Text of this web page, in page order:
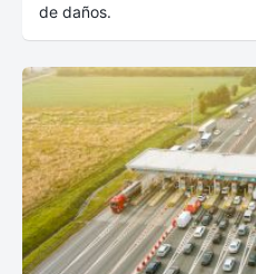
de daños.